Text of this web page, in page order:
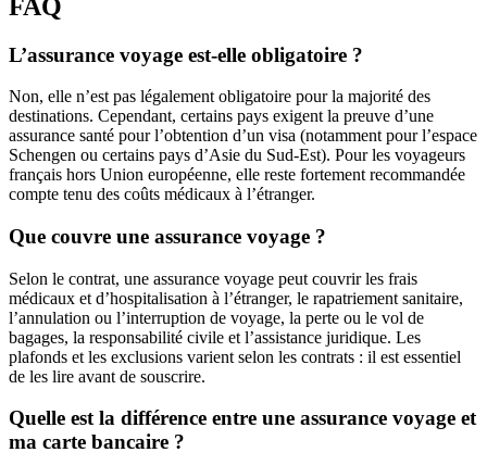
FAQ
L’assurance voyage est-elle obligatoire ?
Non, elle n’est pas légalement obligatoire pour la majorité des
destinations. Cependant, certains pays exigent la preuve d’une
assurance santé pour l’obtention d’un visa (notamment pour l’espace
Schengen ou certains pays d’Asie du Sud-Est). Pour les voyageurs
français hors Union européenne, elle reste fortement recommandée
compte tenu des coûts médicaux à l’étranger.
Que couvre une assurance voyage ?
Selon le contrat, une assurance voyage peut couvrir les frais
médicaux et d’hospitalisation à l’étranger, le rapatriement sanitaire,
l’annulation ou l’interruption de voyage, la perte ou le vol de
bagages, la responsabilité civile et l’assistance juridique. Les
plafonds et les exclusions varient selon les contrats : il est essentiel
de les lire avant de souscrire.
Quelle est la différence entre une assurance voyage et
ma carte bancaire ?